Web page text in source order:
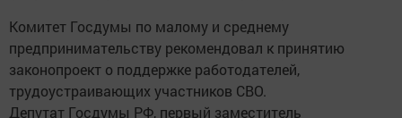
Комитет Госдумы по малому и среднему
предпринимательству рекомендовал к принятию
законопроект о поддержке работодателей,
трудоустраивающих участников СВО.
Депутат Госдумы РФ, первый заместитель